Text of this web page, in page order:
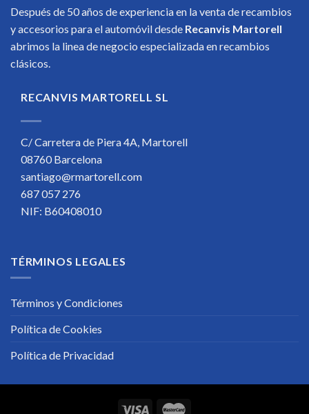
Después de 50 años de experiencia en la venta de recambios
y accesorios para el automóvil desde Recanvis Martorell
abrimos la linea de negocio especializada en recambios
clásicos.
RECANVIS MARTORELL SL
C/ Carretera de Piera 4A, Martorell
08760 Barcelona
santiago@rmartorell.com
687 057 276
NIF: B60408010
TÉRMINOS LEGALES
Términos y Condiciones
Política de Cookies
Política de Privacidad